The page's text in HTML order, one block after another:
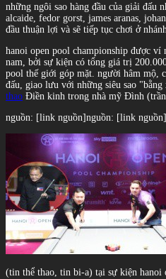
những ngôi sao hàng đầu của giải đấu
alcaide, fedor gorst, james aranas,
đầu thuận lợi và sẽ tiếp tục chơi ở
hanoi open pool championship được
nam, bởi sự kiện có tổng giá trị
pool thế giới góp mặt. người hâm mộ,
đấu, giao lưu với những siêu sao
thao Điền kinh trong nhà mỹ Đình (trần
nguồn: [link nguồn]nguồn: [link nguồn]
(tin thể thao, tin bi-a) tại sự kiện hanoi